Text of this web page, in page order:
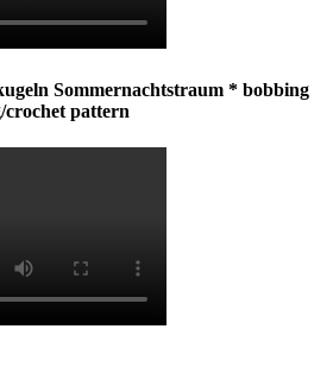
Sommernachtstraum * bobbing
crochet pattern